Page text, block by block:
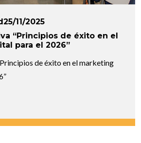
11/2025
“Principios de éxito en el
para el 2026”
de éxito en el marketing